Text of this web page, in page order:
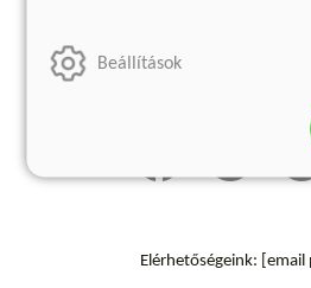
Elérhetőségeink: [email
Beállítások